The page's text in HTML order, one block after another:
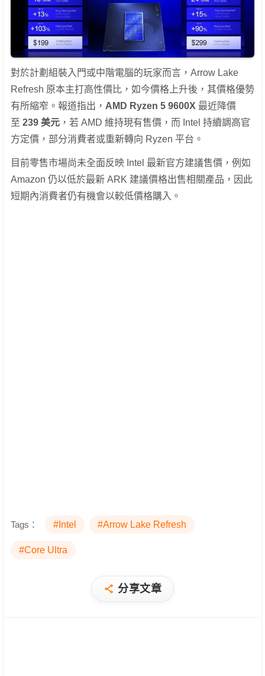
對於計劃組裝入門或中階電腦的玩家而言，Arrow Lake
Refresh 原本主打高性價比，如今價格上升後，其價格優勢
有所縮窄。報道指出， AMD Ryzen 5 9600X 最近降價
至 239 美元 ，若 AMD 維持現有售價，而 Intel 持續調高官
方定價，部分消費者或重新轉向 Ryzen 平台。
目前零售市場尚未全面反映 Intel 最新官方建議售價，例如
Amazon 仍以低於最新 ARK 建議價格出售相關產品，因此
短期內消費者仍有機會以較低價格購入。
Tags： #Intel #Arrow Lake Refresh
#Core Ultra
分享文章